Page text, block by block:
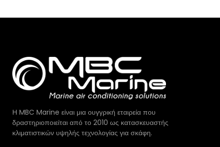
Η MBC Marine είναι μια ουγγρική εταιρεία που
δραστηριοποιείται από το 2010 ως κατασκευαστής
κλιματιστικών υψηλής τεχνολογίας για σκάφη.